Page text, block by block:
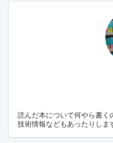
読んだ本について何やら書
技術情報などもあったりしま